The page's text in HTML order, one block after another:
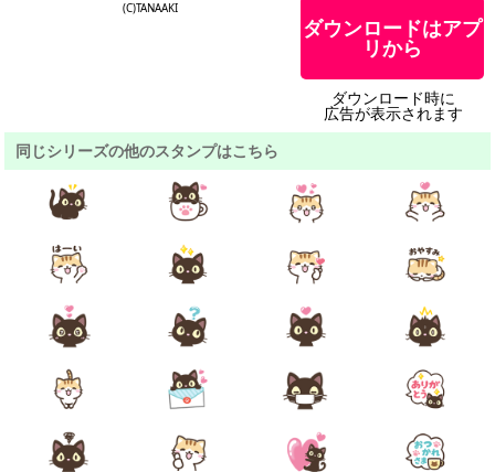
(C)TANAAKI
ダウンロードはアプ
リから
ダウンロード時に
広告が表示されます
同じシリーズの他のスタンプはこちら